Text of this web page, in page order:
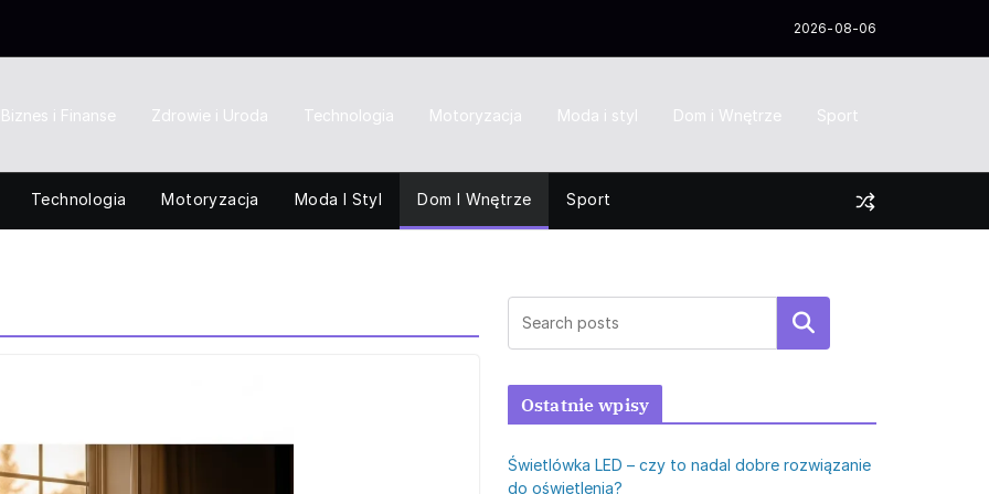
2026-08-06
Biznes i Finanse Zdrowie i Uroda Technologia Motoryzacja Moda i styl Dom i Wnętrze Sport
Technologia Motoryzacja Moda I Styl Dom I Wnętrze Sport
Szukaj
Ostatnie wpisy
Świetlówka LED – czy to nadal dobre rozwiązanie
do oświetlenia?